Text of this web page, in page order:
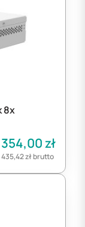
8x
354,00zł
435,42złbrutto